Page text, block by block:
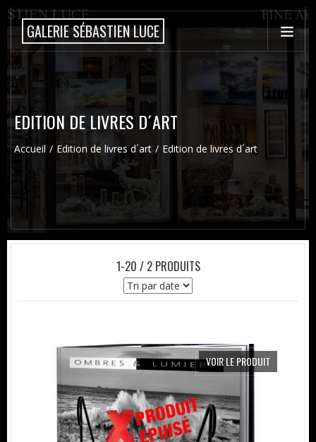
GALERIE SÉBASTIEN LUCE
EDITION DE LIVRES D´ART
Accueil Edition de livres d´art Edition de livres d´art
1-20 / 2 PRODUITS
VOIR LE PRODUIT